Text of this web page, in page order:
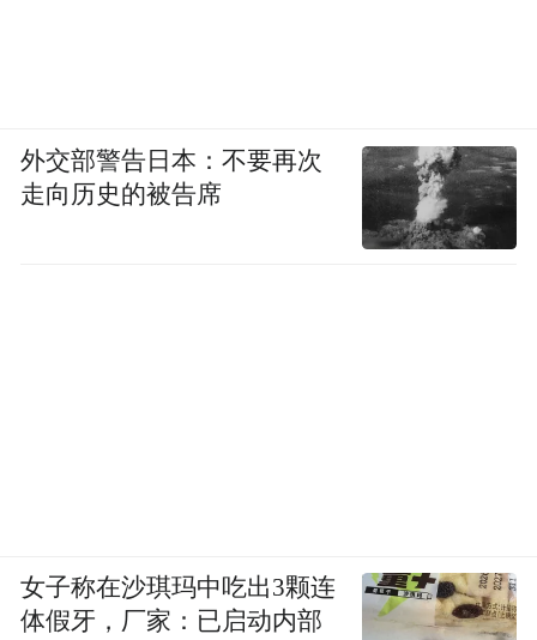
外交部警告日本：不要再次
走向历史的被告席
女子称在沙琪玛中吃出3颗连
体假牙，厂家：已启动内部